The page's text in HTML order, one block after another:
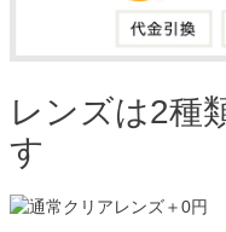
レンズは2種
す